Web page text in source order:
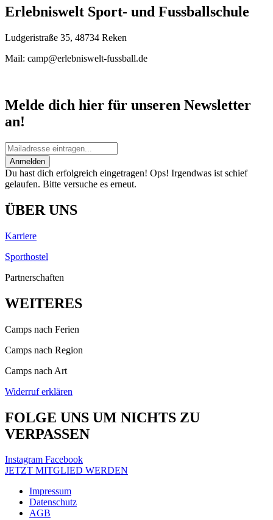
Erlebniswelt Sport- und Fussballschule
Ludgeristraße 35, 48734 Reken
Mail: camp@erlebniswelt-fussball.de
Melde dich hier für unseren Newsletter
an!
Anmelden
Du hast dich erfolgreich eingetragen! Ops! Irgendwas ist schief
gelaufen. Bitte versuche es erneut.
ÜBER UNS
Karriere
Sporthostel
Partnerschaften
WEITERES
Camps nach Ferien
Camps nach Region
Camps nach Art
Widerruf erklären
FOLGE UNS UM NICHTS ZU
VERPASSEN
Instagram Facebook
JETZT MITGLIED WERDEN
Impressum
Datenschutz
AGB